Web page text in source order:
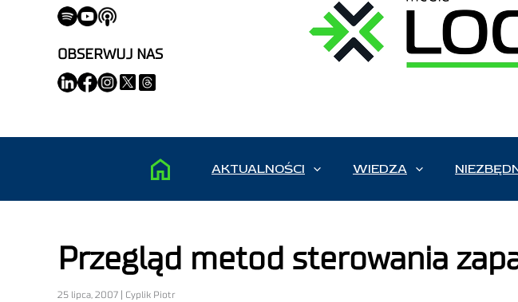
OBSERWUJ NAS
AKTUALNOŚCI WIEDZA
Przegląd metod sterowania
25 lipca, 2007 | Cyplik Piotr